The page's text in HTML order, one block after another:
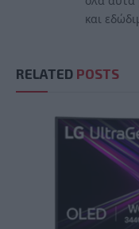
και
RELATED POSTS